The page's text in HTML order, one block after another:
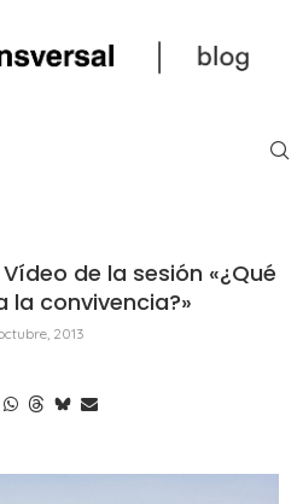
de la sesión «¿Qué
la convivencia?»
2013